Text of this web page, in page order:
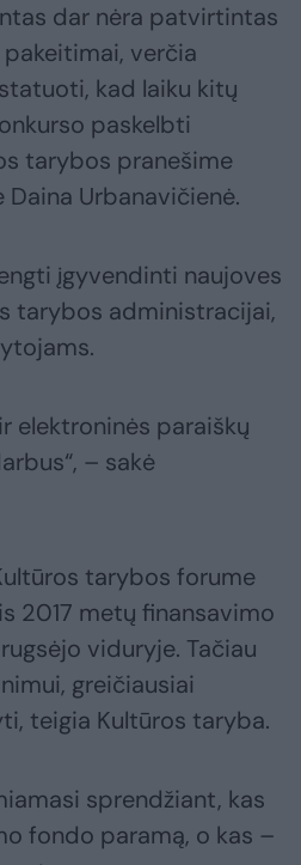
dar nėra patvirtintas
verčia
kad laiku kitų
paskelbti
tarybos pranešime
Urbanavičienė.
įgyvendinti naujoves
tarybos administracijai,
elektroninės paraiškų
– sakė
tarybos forume
2017 metų finansavimo
viduryje. Tačiau
greičiausiai
teigia Kultūros taryba.
sprendžiant, kas
fondo paramą, o kas –